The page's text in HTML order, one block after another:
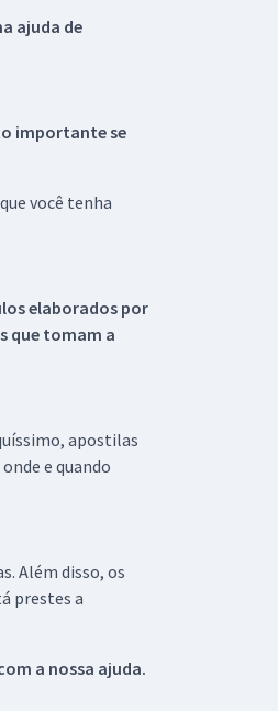
ajuda de
importante se
você tenha
elaborados por
que tomam a
apostilas
e quando
Além disso, os
prestes a
a nossa ajuda.